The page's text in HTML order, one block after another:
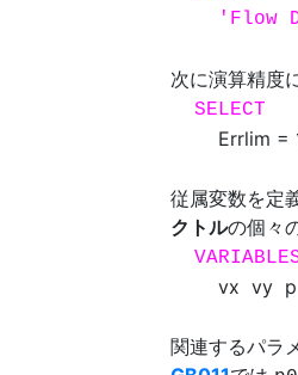
'Flow
次に演算精度
SELECT
Errlim =
従属変数を定
クトルの個々
vx vy p
関連するパラ